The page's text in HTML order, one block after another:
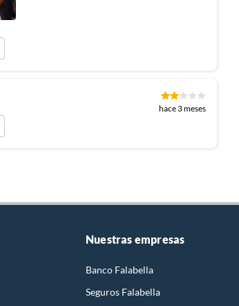
hace 3 meses
Nuestras empresas
Banco Falabella
Seguros Falabella